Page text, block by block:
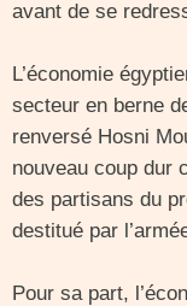
avant de se
L’économie
secteur en berne
renversé Hosni
nouveau coup dur
des partisans du
destitué par
Pour sa part,